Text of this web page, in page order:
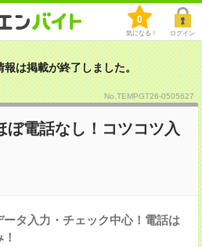
0
気になる！ ログイン
は掲載が終了しました。
No.TEMPGT26-0505627
ぼ電話なし！コツコツ入
ータ入力・チェック中心！電話は